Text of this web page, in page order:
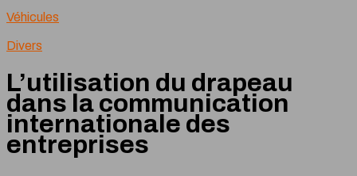
Véhicules
Divers
L’utilisation du drapeau
dans la communication
internationale des
entreprises